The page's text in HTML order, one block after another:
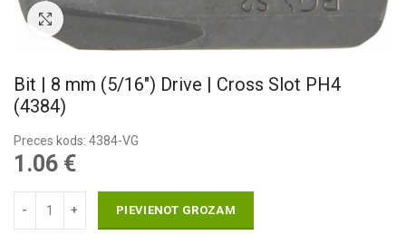
Pietuvināt
Bit | 8 mm (5/16″) Drive | Cross Slot PH4
(4384)
Preces kods: 4384-VG
1.06 €
PIEVIENOT GROZAM